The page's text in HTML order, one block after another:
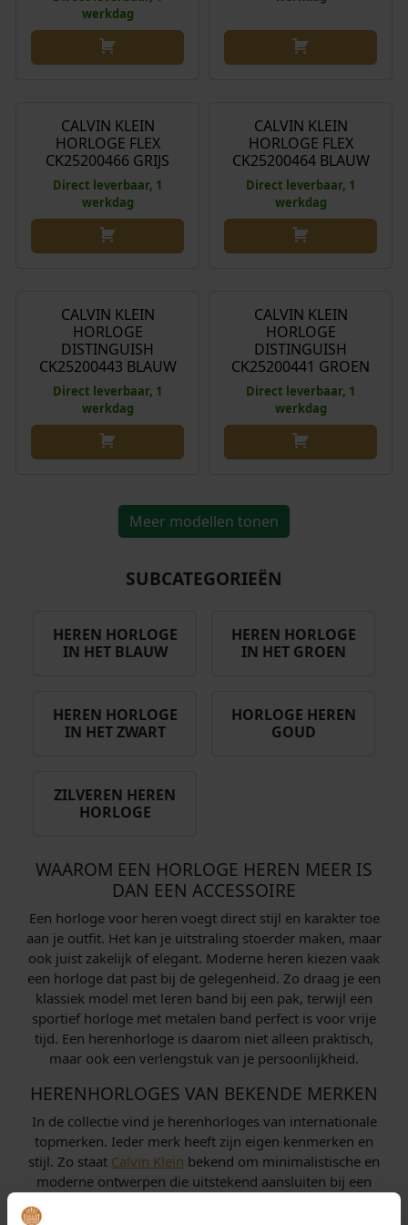
werkdag
CALVIN KLEIN
HORLOGE FLEX
CK25200466 GRIJS
Direct leverbaar, 1
werkdag
CALVIN KLEIN
HORLOGE FLEX
CK25200464 BLAUW
Direct leverbaar, 1
werkdag
CALVIN KLEIN
HORLOGE
DISTINGUISH
CK25200443 BLAUW
Direct leverbaar, 1
werkdag
CALVIN KLEIN
HORLOGE
DISTINGUISH
CK25200441 GROEN
Direct leverbaar, 1
werkdag
Meer modellen tonen
SUBCATEGORIEËN
HEREN HORLOGE
IN HET BLAUW
HEREN HORLOGE
IN HET GROEN
HEREN HORLOGE
IN HET ZWART
HORLOGE HEREN
GOUD
ZILVEREN HEREN
HORLOGE
WAAROM EEN HORLOGE HEREN MEER IS
DAN EEN ACCESSOIRE
Een horloge voor heren voegt direct stijl en karakter toe
aan je outfit. Het kan je uitstraling stoerder maken, maar
ook juist zakelijk of elegant. Moderne heren kiezen vaak
een horloge dat past bij de gelegenheid. Zo draag je een
klassiek model met leren band bij een pak, terwijl een
sportief horloge met metalen band perfect is voor vrije
tijd. Een herenhorloge is daarom niet alleen praktisch,
maar ook een verlengstuk van je persoonlijkheid.
HERENHORLOGES VAN BEKENDE MERKEN
In de collectie vind je herenhorloges van internationale
topmerken. Ieder merk heeft zijn eigen kenmerken en
stijl. Zo staat Calvin Klein bekend om minimalistische en
moderne ontwerpen die uitstekend aansluiten bij een
zakelijke of casual look.